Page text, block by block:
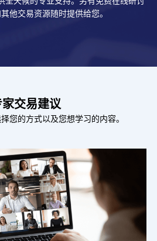
他交易资源随时提供给您。
家交易建议
您的方式以及您想学习的内容。